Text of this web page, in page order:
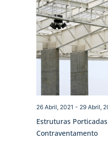
Estruturas
Contraventamento
26 Abril, 2021 - 29 Abril,